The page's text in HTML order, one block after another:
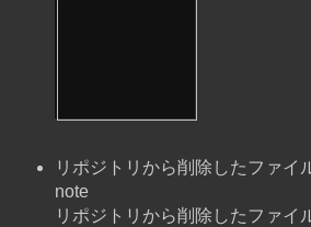
リポジトリから削除したファイ
note
リポジトリから削除したファイ